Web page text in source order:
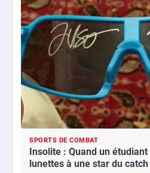
SPORTS DE COMBAT
Insolite : Quand un
lunettes à une star du